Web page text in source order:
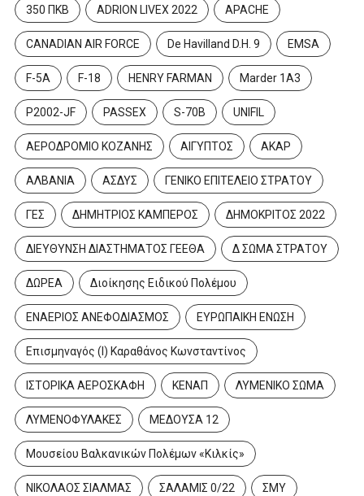
350 ΠΚΒ ADRION LIVEX 2022 APACHE
CANADIAN AIR FORCE De Havilland D.H. 9 EMSA
F-5A F-18 HENRY FARMAN Marder 1A3
P2002-JF PASSEX S-70B UNIFIL
ΑΕΡΟΔΡΟΜΙΟ ΚΟΖΑΝΗΣ ΑΙΓΥΠΤΟΣ ΑΚΑΡ
ΑΛΒΑΝΙΑ ΑΣΔΥΣ ΓΕΝΙΚΟ ΕΠΙΤΕΛΕΙΟ ΣΤΡΑΤΟΥ
ΓΕΣ ΔΗΜΗΤΡΙΟΣ ΚΑΜΠΕΡΟΣ ΔΗΜΟΚΡΙΤΟΣ 2022
ΔΙΕΥΘΥΝΣΗ ΔΙΑΣΤΗΜΑΤΟΣ ΓΕΕΘΑ Δ ΣΩΜΑ ΣΤΡΑΤΟΥ
ΔΩΡΕΑ Διοίκησης Ειδικού Πολέμου
ΕΝΑΕΡΙΟΣ ΑΝΕΦΟΔΙΑΣΜΟΣ ΕΥΡΩΠΑΙΚΗ ΕΝΩΣΗ
Επισμηναγός (Ι) Καραθάνος Κωνσταντίνος
ΙΣΤΟΡΙΚΑ ΑΕΡΟΣΚΑΦΗ ΚΕΝΑΠ ΛΥΜΕΝΙΚΟ ΣΩΜΑ
ΛΥΜΕΝΟΦΥΛΑΚΕΣ ΜΕΔΟΥΣΑ 12
Μουσείου Βαλκανικών Πολέμων «Κιλκίς»
ΝΙΚΟΛΑΟΣ ΣΙΑΛΜΑΣ ΣΑΛΑΜΙΣ 0/22 ΣΜΥ